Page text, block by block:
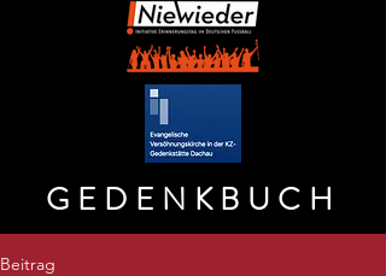
GEDENKBUCH
Beitrag